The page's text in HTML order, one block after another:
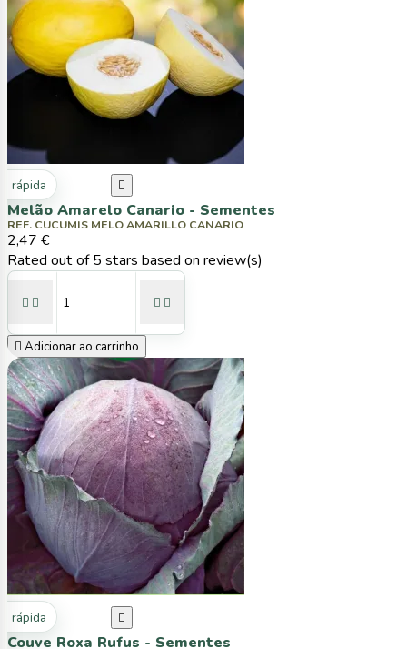
rápida 
Melão Amarelo Canario - Sementes
REF. CUCUMIS MELO AMARILLO CANARIO
2,47 €
Rated out of 5 stars based on review(s)
   
 Adicionar ao carrinho
rápida 
Couve Roxa Rufus - Sementes